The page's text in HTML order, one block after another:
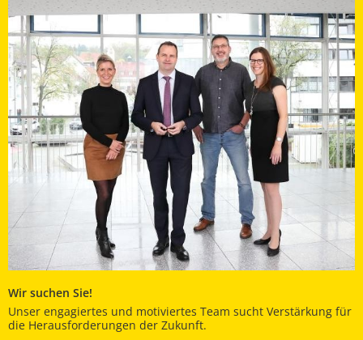
Wir suchen Sie!
Unser engagiertes und motiviertes Team sucht Verstärkung für
die Herausforderungen der Zukunft.